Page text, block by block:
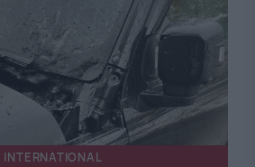
INTERNATIONAL